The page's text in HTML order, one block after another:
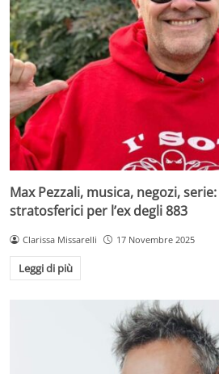
Max Pezzali, musica, negozi,
stratosferici per l’ex degli 883
Clarissa Missarelli 17 Novembre 2025
Leggi di più